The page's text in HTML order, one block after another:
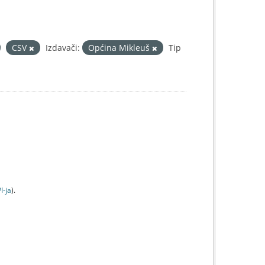
CSV Izdavači: Općina Mikleuš Tip
jа).